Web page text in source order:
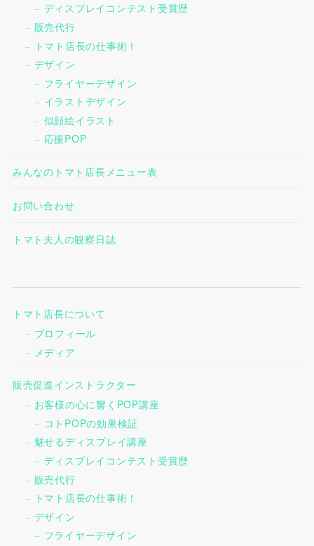
ディスプレイコンテスト受賞歴
販売代行
トマト店長の仕事術！
デザイン
フライヤーデザイン
イラストデザイン
似顔絵イラスト
応援POP
みんなのトマト店長メニュー表
お問い合わせ
トマト夫人の観察日誌
トマト店長について
プロフィール
メディア
販売促進インストラクター
お客様の心に響くPOP講座
コトPOPの効果検証
魅せるディスプレイ講座
ディスプレイコンテスト受賞歴
販売代行
トマト店長の仕事術！
デザイン
フライヤーデザイン